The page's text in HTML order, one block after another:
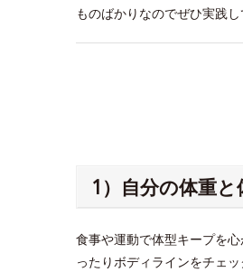
ものばかりなのでぜひ実践し
1）自分の体重
食事や運動で体型キープを
ったりボディラインをチェ